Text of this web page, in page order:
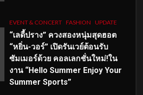
EVENT & CONCERT FASHION UPDATE
“เลดี้ปราง” ควงสองหนุ่มสุดฮอต
“หยิ่น-วอร์” เปิดรันเวย์ต้อนรับ
ซัมเมอร์ด้วย คอลเลกชั่นใหม่!ใน
งาน “Hello Summer Enjoy Your
Summer Sports”